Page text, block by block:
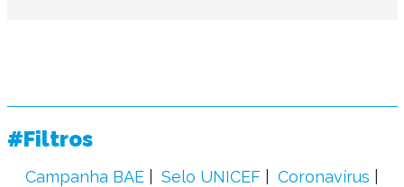
#Filtros
Campanha BAE Selo UNICEF
Coronavírus